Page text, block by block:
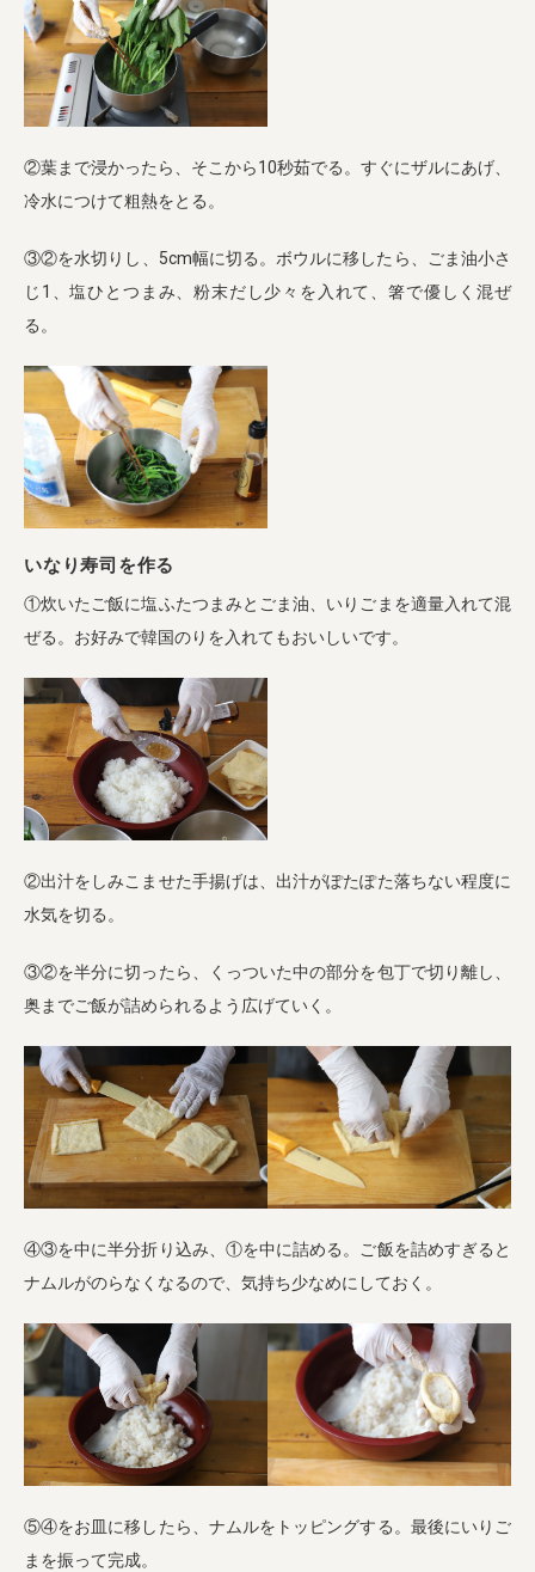
②葉まで浸かったら、そこから10秒茹でる。すぐにザルにあげ、
冷水につけて粗熱をとる。
③②を水切りし、5cm幅に切る。ボウルに移したら、ごま油小さ
じ1、塩ひとつまみ、粉末だし少々を入れて、箸で優しく混ぜ
る。
いなり寿司を作る
①炊いたご飯に塩ふたつまみとごま油、いりごまを適量入れて混
ぜる。お好みで韓国のりを入れてもおいしいです。
②出汁をしみこませた手揚げは、出汁がぽたぽた落ちない程度に
水気を切る。
③②を半分に切ったら、くっついた中の部分を包丁で切り離し、
奥までご飯が詰められるよう広げていく。
④③を中に半分折り込み、①を中に詰める。ご飯を詰めすぎると
ナムルがのらなくなるので、気持ち少なめにしておく。
⑤④をお皿に移したら、ナムルをトッピングする。最後にいりご
まを振って完成。